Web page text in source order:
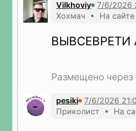
Vilkhoviy
Хохмач • На сайте
ВЫВСЕВРЕТИ
Размещено
pesiki
Приколист • На